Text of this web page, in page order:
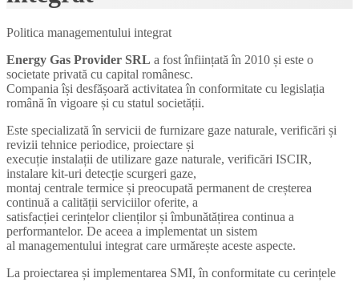
Politica managementului integrat
Energy Gas Provider SRL a fost înființată în 2010 și este o
societate privată cu capital românesc.
Compania își desfășoară activitatea în conformitate cu legislația
română în vigoare și cu statul societății.
Este specializată în servicii de furnizare gaze naturale, verificări și
revizii tehnice periodice, proiectare și
execuție instalații de utilizare gaze naturale, verificări ISCIR,
instalare kit-uri detecție scurgeri gaze,
montaj centrale termice și preocupată permanent de creșterea
continuă a calității serviciilor oferite, a
satisfacției cerințelor clienților și îmbunătățirea continua a
performantelor. De aceea a implementat un sistem
al managementului integrat care urmărește aceste aspecte.
La proiectarea și implementarea SMI, în conformitate cu cerințele